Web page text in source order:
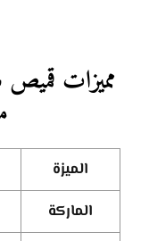
مميزات قميص
الميزة
الماركة